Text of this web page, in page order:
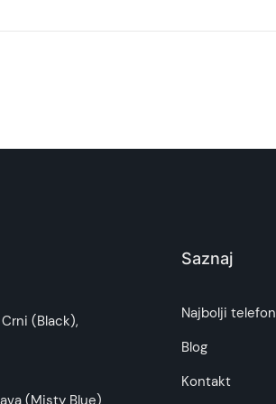
što tačnije i detaljnije ali ne može da
(Black),
(Misty Blue)
Saznaj
Najbolji
Blog
Kontakt